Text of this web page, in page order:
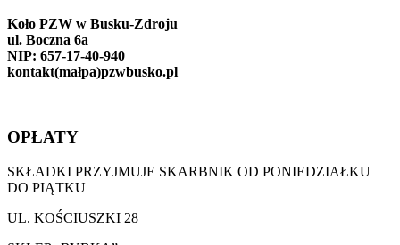
Koło PZW w Busku-Zdroju
ul. Boczna 6a
NIP: 657-17-40-940
kontakt(małpa)pzwbusko.pl
OPŁATY
SKŁADKI PRZYJMUJE SKARBNIK OD PONIEDZIAŁKU
DO PIĄTKU
UL. KOŚCIUSZKI 28